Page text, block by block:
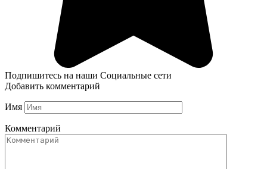
Подпишитесь на наши Социальные сети
Добавить комментарий
Имя
Комментарий